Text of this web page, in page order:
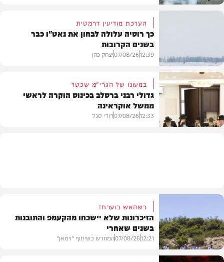
הערכת מודיעין דרמטית
כך רוסיה עלולה לבחון את נאט"ו כבר
בשנים הקרובות
12:39
07/08/26יצחק כהן
במעונו של הגרי"מ שכטר
גדולי רבני ברסלב בכינוס הוקרה לראשי
ממשל אוקראינה
12:33
07/08/26דודי סגל
כשהאש בוערת!
הזיכרונות שלא יישכחו מהקעמפ והתובנות
בשנים שאחרי
12:21
07/08/26המחדש בשיתוף "וימאן"